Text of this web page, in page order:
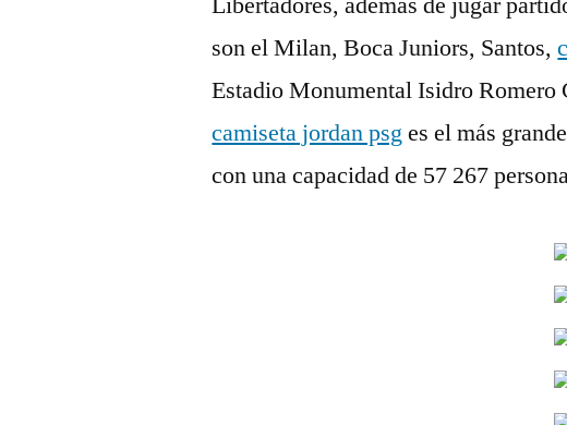
son el Milan, Boca Juniors, Santos,
Estadio Monumental Isidro Romero
camiseta jordan psges el más
con una capacidad de 57 267